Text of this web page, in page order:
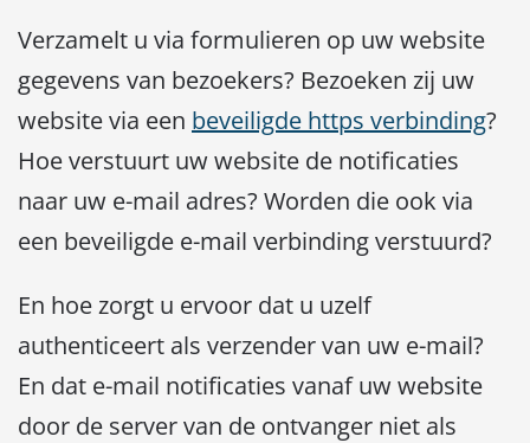
Verzamelt u via formulieren op uw website
gegevens van bezoekers? Bezoeken zij uw
website via een beveiligde https verbinding?
Hoe verstuurt uw website de notificaties
naar uw e-mail adres? Worden die ook via
een beveiligde e-mail verbinding verstuurd?
En hoe zorgt u ervoor dat u uzelf
authenticeert als verzender van uw e-mail?
En dat e-mail notificaties vanaf uw website
door de server van de ontvanger niet als